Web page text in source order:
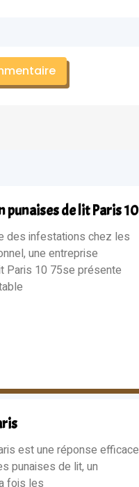
de lit Paris 10
des infestations chez les
une entreprise
Paris 10 75se présente
est une réponse efficace
punaises de lit, un